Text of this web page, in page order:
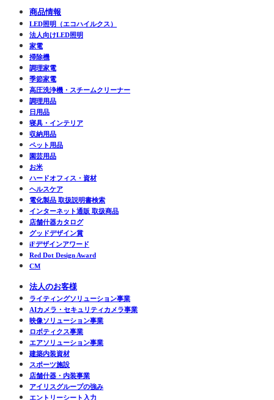
商品情報
LED照明（エコハイルクス）
法人向けLED照明
家電
掃除機
調理家電
季節家電
高圧洗浄機・スチームクリーナー
調理用品
日用品
寝具・インテリア
収納用品
ペット用品
園芸用品
お米
ハードオフィス・資材
ヘルスケア
電化製品 取扱説明書検索
インターネット通販 取扱商品
店舗什器カタログ
グッドデザイン賞
iFデザインアワード
Red Dot Design Award
CM
法人のお客様
ライティングソリューション事業
AIカメラ・セキュリティカメラ事業
映像ソリューション事業
ロボティクス事業
エアソリューション事業
建築内装資材
スポーツ施設
店舗什器・内装事業
アイリスグループの強み
エントリーシート入力